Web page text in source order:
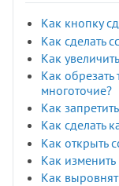
Как кнопку
Как сделать
Как
Как обрезать
многоточие?
Как
Как сделать
Как открыть
Как
Как